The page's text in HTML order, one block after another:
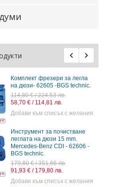
Комплект фрезери за легла
на дюзи- 62605 -BGS technic.
114,80 € / 224,53 лв.
58,70 € / 114,81 лв.
Добави към списък с желания
Инструмент за почистване
леглата на дюзи 15 mm.
Mercedes-Benz CDI - 62606 -
BGS technic.
179,80 € / 351,66 лв.
91,93 € / 179,80 лв.
Добави към списък с желания